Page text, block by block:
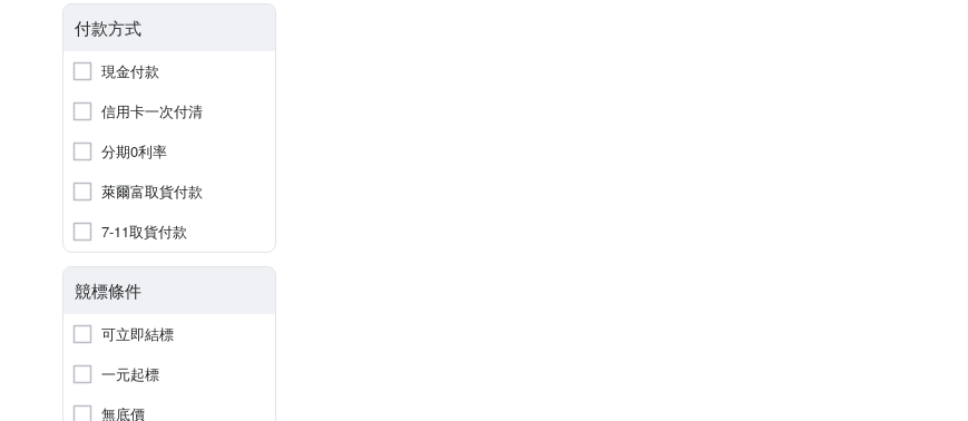
付款方式
現金付款
信用卡一次付清
分期0利率
萊爾富取貨付款
7-11取貨付款
競標條件
可立即結標
一元起標
無底價